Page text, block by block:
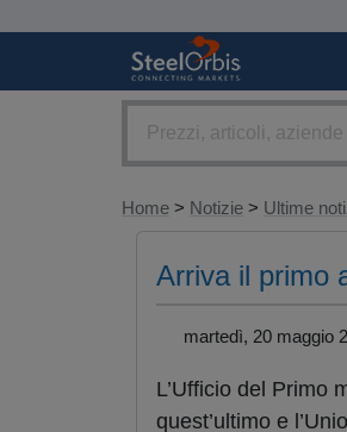
Home > Notizie > Ultime
Arriva il primo
martedì, 20 maggio
L’Ufficio del Primo
quest’ultimo e